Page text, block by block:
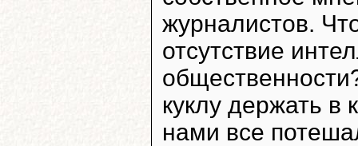
журналистов.
отсутствие
куклу держать
нами все